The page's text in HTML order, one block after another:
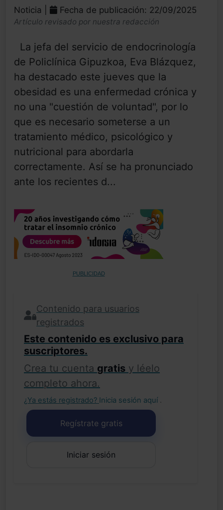
Noticia | Fecha de publicación: 22/09/2025
Artículo revisado por nuestra redacción
La jefa del servicio de endocrinología
de Policlínica Gipuzkoa, Eva Blázquez,
ha destacado este jueves que la
obesidad es una enfermedad crónica y
no una "cuestión de voluntad", por lo
que es necesario someterse a un
tratamiento médico, psicológico y
nutricional para abordarla
correctamente. Así se ha pronunciado
ante los recientes d...
PUBLICIDAD
Contenido para usuarios
registrados
Este contenido es exclusivo para
suscriptores.
Crea tu cuenta gratis y léelo
completo ahora.
¿Ya estás registrado? Inicia sesión aquí .
Regístrate gratis
Iniciar sesión